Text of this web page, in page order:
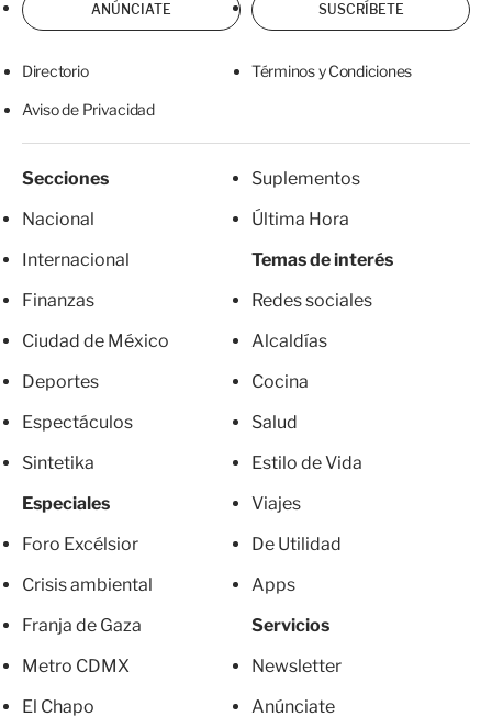
ANÚNCIATE SUSCRÍBETE
Directorio Términos y Condiciones
Aviso de Privacidad
Secciones
Nacional
Internacional
Finanzas
Ciudad de México
Deportes
Espectáculos
Sintetika
Especiales
Foro Excélsior
Crisis ambiental
Franja de Gaza
Metro CDMX
El Chapo
Suplementos
Última Hora
Temas de interés
Redes sociales
Alcaldías
Cocina
Salud
Estilo de Vida
Viajes
De Utilidad
Apps
Servicios
Newsletter
Anúnciate